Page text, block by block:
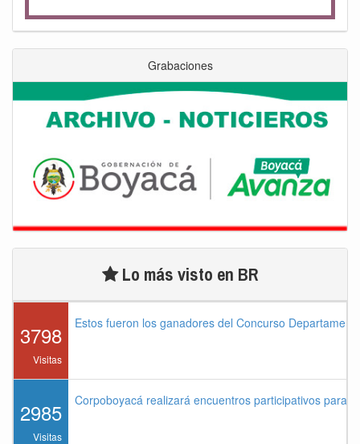
Grabaciones
Lo más visto en BR
3798
Visitas
Estos fueron los ganadores del Concurso
2985
Visitas
Corpoboyacá realizará encuentros participativos para